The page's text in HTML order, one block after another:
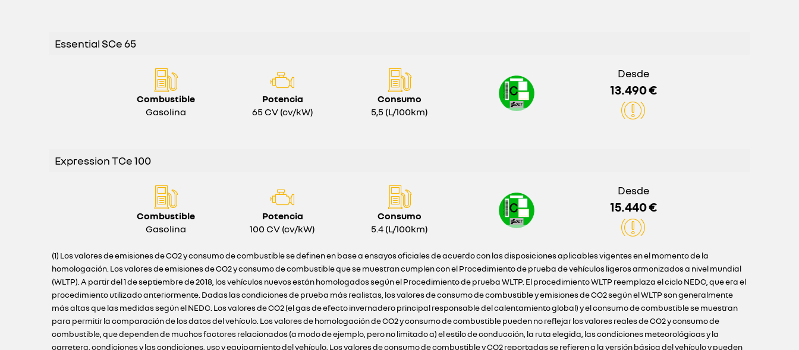
Essential SCe 65
Combustible
Gasolina
Potencia
65 CV (cv/kW)
Consumo
5,5 (L/100km)
Desde
13.490 €
Expression TCe 100
Combustible
Gasolina
Potencia
100 CV (cv/kW)
Consumo
5.4 (L/100km)
Desde
15.440 €
(1) Los valores de emisiones de CO2 y consumo de combustible se definen en base a ensayos oficiales de acuerdo con las disposiciones aplicables vigentes en el momento de la
homologación. Los valores de emisiones de CO2 y consumo de combustible que se muestran cumplen con el Procedimiento de prueba de vehículos ligeros armonizados a nivel mundial
(WLTP). A partir del 1 de septiembre de 2018, los vehículos nuevos están homologados según el Procedimiento de prueba WLTP. El procedimiento WLTP reemplaza el ciclo NEDC, que era el
procedimiento utilizado anteriormente. Dadas las condiciones de prueba más realistas, los valores de consumo de combustible y emisiones de CO2 según el WLTP son generalmente
más altas que las medidas según el NEDC. Los valores de CO2 (el gas de efecto invernadero principal responsable del calentamiento global) y el consumo de combustible se muestran
para permitir la comparación de los datos del vehículo. Los valores de homologación de CO2 y consumo de combustible pueden no reflejar los valores reales de CO2 y consumo de
combustible, que dependen de muchos factores relacionados (a modo de ejemplo, pero no limitado a) el estilo de conducción, la ruta elegida, las condiciones meteorológicas y la
carretera. condiciones y las condiciones, uso y equipamiento del vehículo. Los valores de consumo de combustible y CO2 reportadas se refieren a la versión básica del vehículo y pueden